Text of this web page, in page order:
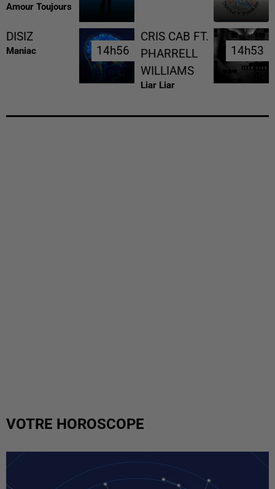
Amour Toujours
DISIZ
Maniac 14h56
14h56
CRIS CAB FT.
PHARRELL
WILLIAMS
Liar Liar
14h53
14h53
VOTRE HOROSCOPE